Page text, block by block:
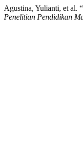
Agustina, Yulianti, et al.
Penelitian Pendidikan